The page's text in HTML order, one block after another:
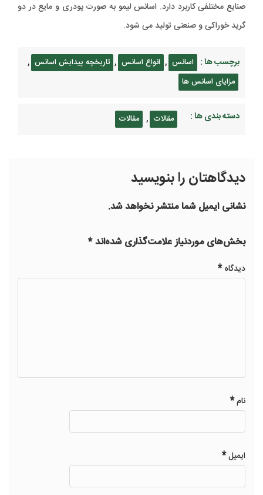
صنایع مختلفی کاربرد دارد. اسانس لیمو به صورت پودری و مایع در دو
گرید خوراکی و صنعتی تولید می شود.
برچسب ها : اسانس , انواع اسانس , تاریخچه پیدایش اسانس ,
مزایای اسانس ها
دسته بندی ها : مقالات , مقالات
دیدگاهتان را بنویسید
نشانی ایمیل شما منتشر نخواهد شد.
بخش‌های موردنیاز علامت‌گذاری شده‌اند*
دیدگاه*
نام*
ایمیل*